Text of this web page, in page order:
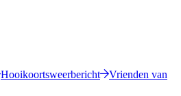
Hooikoortsweerbericht
Vrienden van